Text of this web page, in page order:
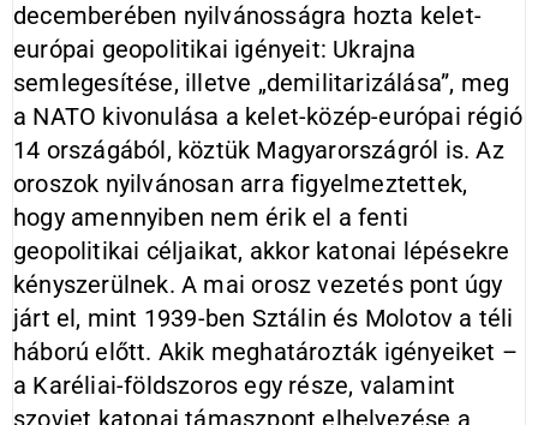
decemberében nyilvánosságra hozta kelet-
európai geopolitikai igényeit: Ukrajna
semlegesítése, illetve „demilitarizálása”, meg
a NATO kivonulása a kelet-közép-európai régió
14 országából, köztük Magyarországról is. Az
oroszok nyilvánosan arra figyelmeztettek,
hogy amennyiben nem érik el a fenti
geopolitikai céljaikat, akkor katonai lépésekre
kényszerülnek. A mai orosz vezetés pont úgy
járt el, mint 1939-ben Sztálin és Molotov a téli
háború előtt. Akik meghatározták igényeiket –
a Karéliai-földszoros egy része, valamint
szovjet katonai támaszpont elhelyezése a